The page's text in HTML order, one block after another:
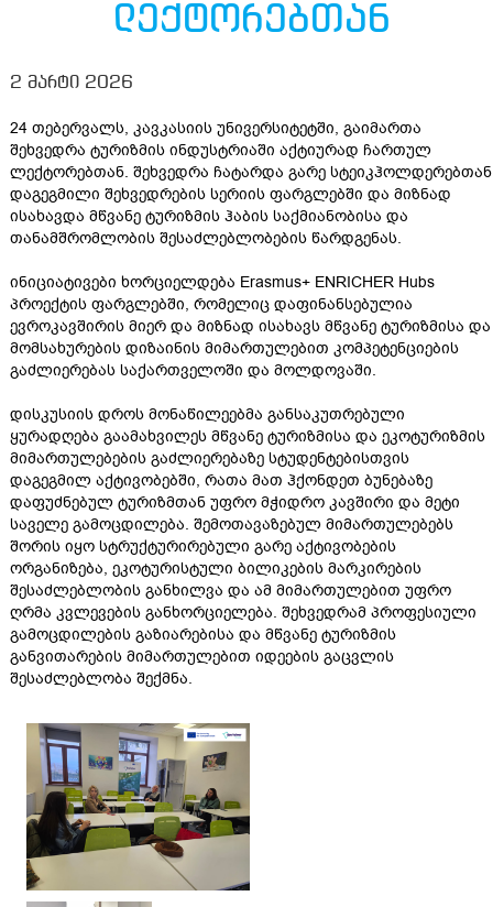
ლექტორებთან
2 მარტი 2026
24 თებერვალს, კავკასიის უნივერსიტეტში, გაიმართა
შეხვედრა ტურიზმის ინდუსტრიაში აქტიურად ჩართულ
ლექტორებთან. შეხვედრა ჩატარდა გარე სტეიკჰოლდერებთან
დაგეგმილი შეხვედრების სერიის ფარგლებში და მიზნად
ისახავდა მწვანე ტურიზმის ჰაბის საქმიანობისა და
თანამშრომლობის შესაძლებლობების წარდგენას.
ინიციატივები ხორციელდება Erasmus+ ENRICHER Hubs
პროექტის ფარგლებში, რომელიც დაფინანსებულია
ევროკავშირის მიერ და მიზნად ისახავს მწვანე ტურიზმისა და
მომსახურების დიზაინის მიმართულებით კომპეტენციების
გაძლიერებას საქართველოში და მოლდოვაში.
დისკუსიის დროს მონაწილეებმა განსაკუთრებული
ყურადღება გაამახვილეს მწვანე ტურიზმისა და ეკოტურიზმის
მიმართულებების გაძლიერებაზე სტუდენტებისთვის
დაგეგმილ აქტივობებში, რათა მათ ჰქონდეთ ბუნებაზე
დაფუძნებულ ტურიზმთან უფრო მჭიდრო კავშირი და მეტი
საველე გამოცდილება. შემოთავაზებულ მიმართულებებს
შორის იყო სტრუქტურირებული გარე აქტივობების
ორგანიზება, ეკოტურისტული ბილიკების მარკირების
შესაძლებლობის განხილვა და ამ მიმართულებით უფრო
ღრმა კვლევების განხორციელება. შეხვედრამ პროფესიული
გამოცდილების გაზიარებისა და მწვანე ტურიზმის
განვითარების მიმართულებით იდეების გაცვლის
შესაძლებლობა შექმნა.